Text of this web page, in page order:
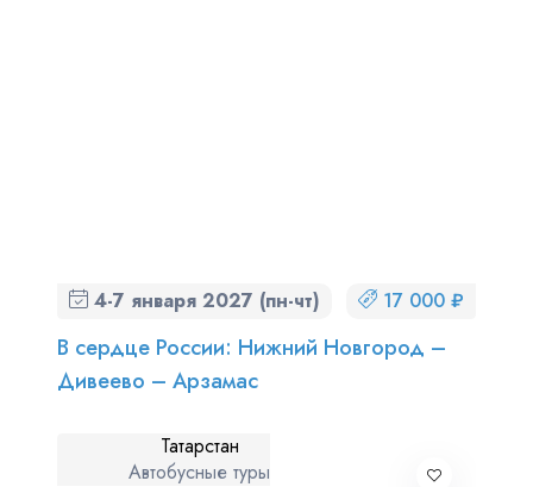
4-7 января 2027 (пн-чт) 17 000 ₽
В сердце России: Нижний Новгород –
Дивеево – Арзамас
Татарстан
Автобусные туры